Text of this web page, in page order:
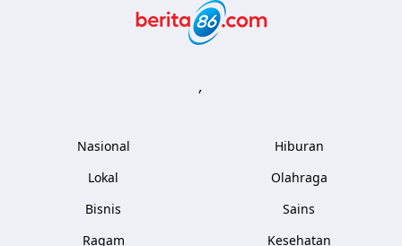
,
Nasional
Lokal
Bisnis
Ragam
Hiburan
Olahraga
Sains
Kesehatan